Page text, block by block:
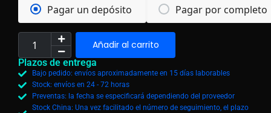
Pagar por completo
Pagar un depósito
Añadir al carrito
Plazos de entrega
Bajo pedido: envíos aproximadamente en 15 días laborables
Stock: envíos en 24 - 72 horas
Preventas: la fecha se especificará dependiendo del proveedor
Stock China: Una vez facilitado el número de seguimiento, el plazo